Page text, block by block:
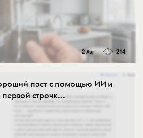
2 Авг 214
пост с помощью ИИ и
первой строчк...